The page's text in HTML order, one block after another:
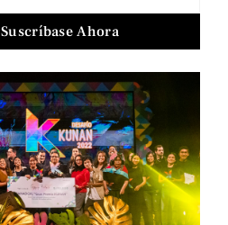
Suscríbase Ahora